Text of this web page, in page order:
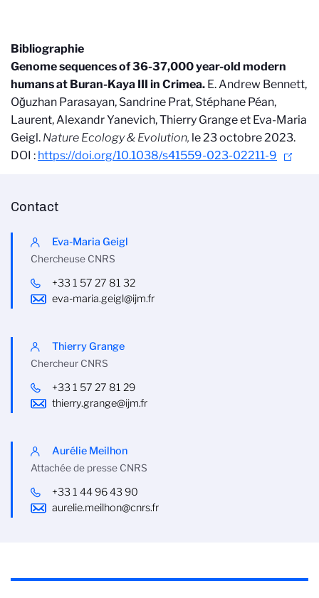
Bibliographie
Genome sequences of 36-37,000 year-old modern
humans at Buran-Kaya III in Crimea. E. Andrew Bennett,
Oğuzhan Parasayan, Sandrine Prat, Stéphane Péan,
Laurent, Alexandr Yanevich, Thierry Grange et Eva-Maria
Geigl. Nature Ecology & Evolution, le 23 octobre 2023.
DOI : https://doi.org/10.1038/s41559-023-02211-9
Contact
Eva-Maria Geigl
Chercheuse CNRS
+33 1 57 27 81 32
eva-maria.geigl@ijm.fr
Thierry Grange
Chercheur CNRS
+33 1 57 27 81 29
thierry.grange@ijm.fr
Aurélie Meilhon
Attachée de presse CNRS
+33 1 44 96 43 90
aurelie.meilhon@cnrs.fr